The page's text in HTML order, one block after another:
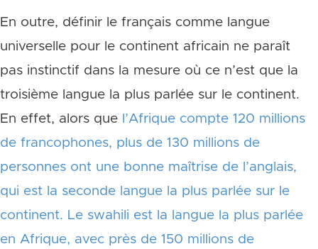
En outre, définir le français comme langue
universelle pour le continent africain ne paraît
pas instinctif dans la mesure où ce n’est que la
troisième langue la plus parlée sur le continent.
En effet, alors que l’Afrique compte 120 millions
de francophones, plus de 130 millions de
personnes ont une bonne maîtrise de l’anglais,
qui est la seconde langue la plus parlée sur le
continent. Le swahili est la langue la plus parlée
en Afrique, avec près de 150 millions de